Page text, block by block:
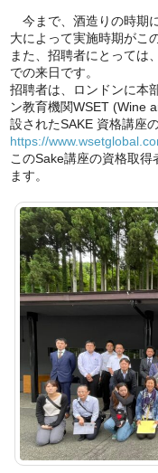
今まで、酒造りの時期
大によって実施時期がこ
また、招聘者にとっては
での来日です。
招聘者は、ロンドンに本
ン教育機関WSET (Wine
設されたSAKE 資格講座
https://
このSake講座の資格取
ます。